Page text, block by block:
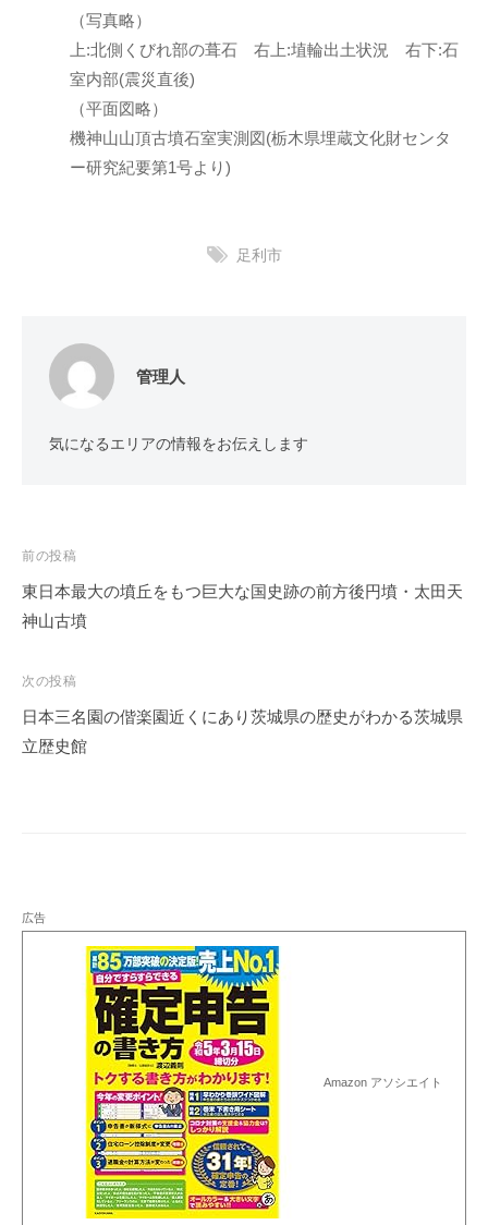
（写真略）
上:北側くびれ部の葺石 右上:埴輪出土状況 右下:石
室内部(震災直後)
（平面図略）
機神山山頂古墳石室実測図(栃木県埋蔵文化財センタ
ー研究紀要第1号より)
足利市
管理人
気になるエリアの情報をお伝えします
投
稿
ナ
ゲ
ー
シ
前の投稿
東日本最大の墳丘をもつ巨大な国史跡の前方後円墳・太田天
神山古墳
次の投稿
日本三名園の偕楽園近くにあり茨城県の歴史がわかる茨城県
立歴史館
広告
Amazon アソシエイト